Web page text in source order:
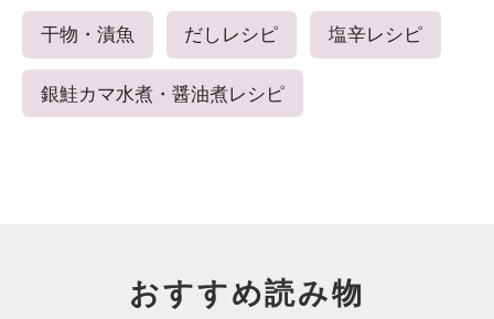
干物・漬魚 だしレシピ 塩辛レシピ
銀鮭カマ水煮・醤油煮レシピ
おすすめ読み物